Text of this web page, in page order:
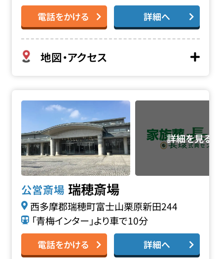
電話をかける 詳細へ
地図・アクセス
公営斎場 瑞穂斎場
西多摩郡瑞穂町富士山栗原新田244
「青梅インター」より車で10分
電話をかける 詳細へ
瑞穂斎場の詳細へ